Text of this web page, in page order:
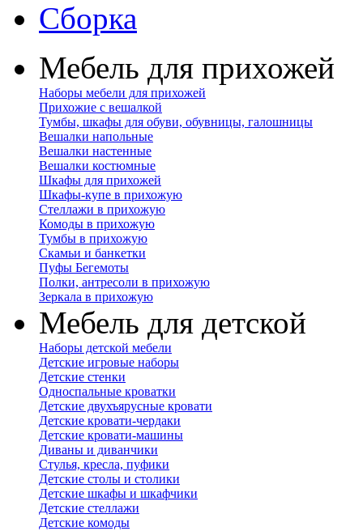
Сборка
Мебель для прихожей
Наборы мебели для прихожей
Прихожие с вешалкой
Тумбы, шкафы для обуви, обувницы, галошницы
Вешалки напольные
Вешалки настенные
Вешалки костюмные
Шкафы для прихожей
Шкафы-купе в прихожую
Стеллажи в прихожую
Комоды в прихожую
Тумбы в прихожую
Скамьи и банкетки
Пуфы Бегемоты
Полки, антресоли в прихожую
Зеркала в прихожую
Мебель для детской
Наборы детской мебели
Детские игровые наборы
Детские стенки
Односпальные кроватки
Детские двухъярусные кровати
Детские кровати-чердаки
Детские кровати-машины
Диваны и диванчики
Стулья, кресла, пуфики
Детские столы и столики
Детские шкафы и шкафчики
Детские стеллажи
Детские комоды